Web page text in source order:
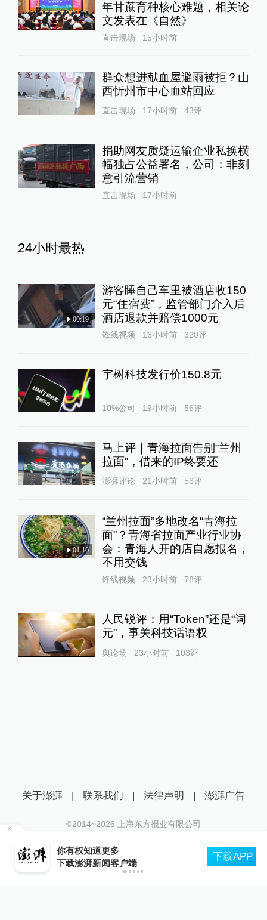
年甘蔗育种核心难题，相关论
文发表在《自然》
直击现场 15小时前
群众想进献血屋避雨被拒？山
西忻州市中心血站回应
直击现场 17小时前 43评
捐助网友质疑运输企业私换横
幅独占公益署名，公司：非刻
意引流营销
直击现场 17小时前
24小时最热
00:19
游客睡自己车里被酒店收150
元“住宿费”，监管部门介入后
酒店退款并赔偿1000元
锋线视频 16小时前 320评
宇树科技发行价150.8元
10%公司 19小时前 56评
马上评｜青海拉面告别“兰州
拉面”，借来的IP终要还
澎湃评论 21小时前 53评
01:16
“兰州拉面”多地改名“青海拉
面”？青海省拉面产业行业协
会：青海人开的店自愿报名，
不用交钱
锋线视频 23小时前 78评
人民锐评：用“Token”还是“词
元”，事关科技话语权
舆论场 23小时前 103评
你有权知道更多
下载澎湃新闻客户端
下载APP
关于澎湃 | 联系我们 | 法律声明 | 澎湃广告
©2014~2026 上海东方报业有限公司
互联网新闻信息服务许可证：31120170006
沪公网安备 31010602000299号